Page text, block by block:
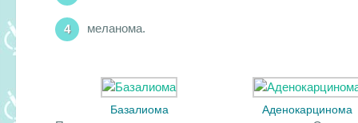
меланома.
Базалиома Аденокарцинома